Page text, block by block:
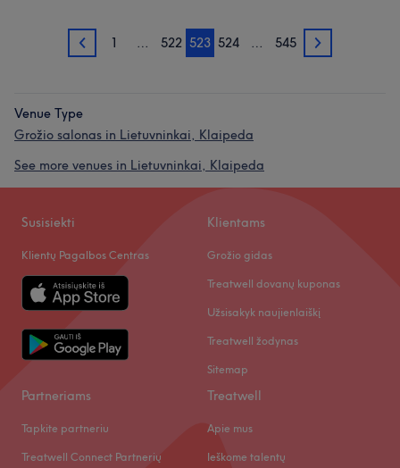
522 1 … 522 523 524 … 545 524
Venue Type
Grožio salonas in Lietuvninkai, Klaipeda
See more venues in Lietuvninkai, Klaipeda
Susisiekti
Klientų Pagalbos Centras
Klientams
Grožio gidas
Treatwell dovanų kuponas
Užsisakyk naujienlaiškį
Treatwell žodynas
Sitemap
Partneriams
Tapkite partneriu
Treatwell Connect Partnerių
Treatwell
Apie mus
Ieškome talentų